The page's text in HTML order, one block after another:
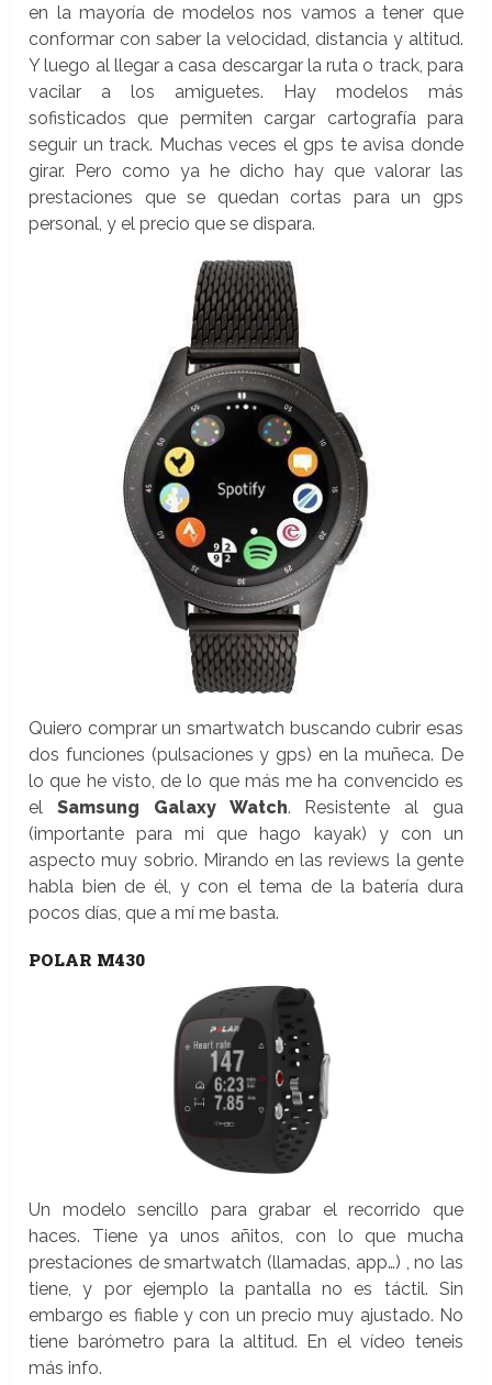
en la mayoría de modelos nos vamos a tener que
conformar con saber la velocidad, distancia y altitud.
Y luego al llegar a casa descargar la ruta o track, para
vacilar a los amiguetes. Hay modelos más
sofisticados que permiten cargar cartografía para
seguir un track. Muchas veces el gps te avisa donde
girar. Pero como ya he dicho hay que valorar las
prestaciones que se quedan cortas para un gps
personal, y el precio que se dispara.
Quiero comprar un smartwatch buscando cubrir esas
dos funciones (pulsaciones y gps) en la muñeca. De
lo que he visto, de lo que más me ha convencido es
el Samsung Galaxy Watch. Resistente al gua
(importante para mi que hago kayak) y con un
aspecto muy sobrio. Mirando en las reviews la gente
habla bien de él, y con el tema de la batería dura
pocos días, que a mí me basta.
POLAR M430
Un modelo sencillo para grabar el recorrido que
haces. Tiene ya unos añitos, con lo que mucha
prestaciones de smartwatch (llamadas, app…) , no las
tiene, y por ejemplo la pantalla no es táctil. Sin
embargo es fiable y con un precio muy ajustado. No
tiene barómetro para la altitud. En el vídeo teneis
más info.